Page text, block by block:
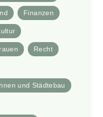
Finanzen
Recht
und Städtebau